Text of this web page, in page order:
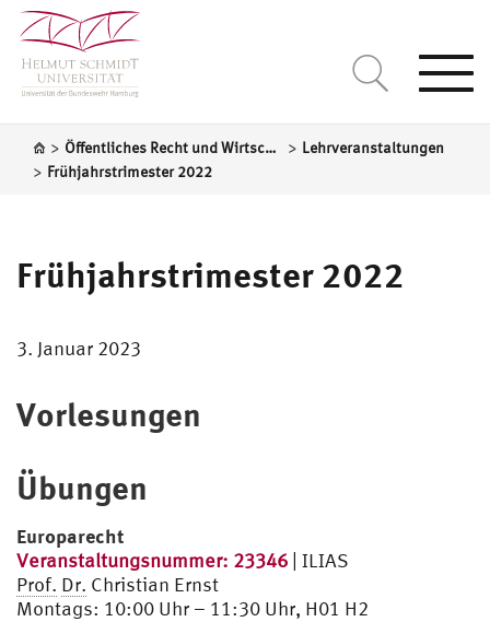
> Öffentliches Recht und Wirtschaftsrecht (einschl. Vergaberecht) > Lehrveranstaltungen
> Frühjahrstrimester 2022
Frühjahrstrimester 2022
3. Januar 2023
Vorlesungen
Übungen
Europarecht
Veranstaltungsnummer: 23346 | ILIAS
Prof. Dr. Christian Ernst
Montags: 10:00 Uhr – 11:30 Uhr, H01 H2